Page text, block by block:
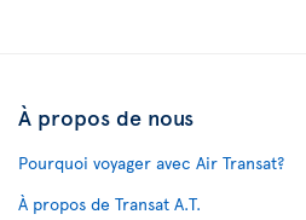
À propos de nous
Pourquoi voyager avec Air Transat?
À propos de Transat A.T.